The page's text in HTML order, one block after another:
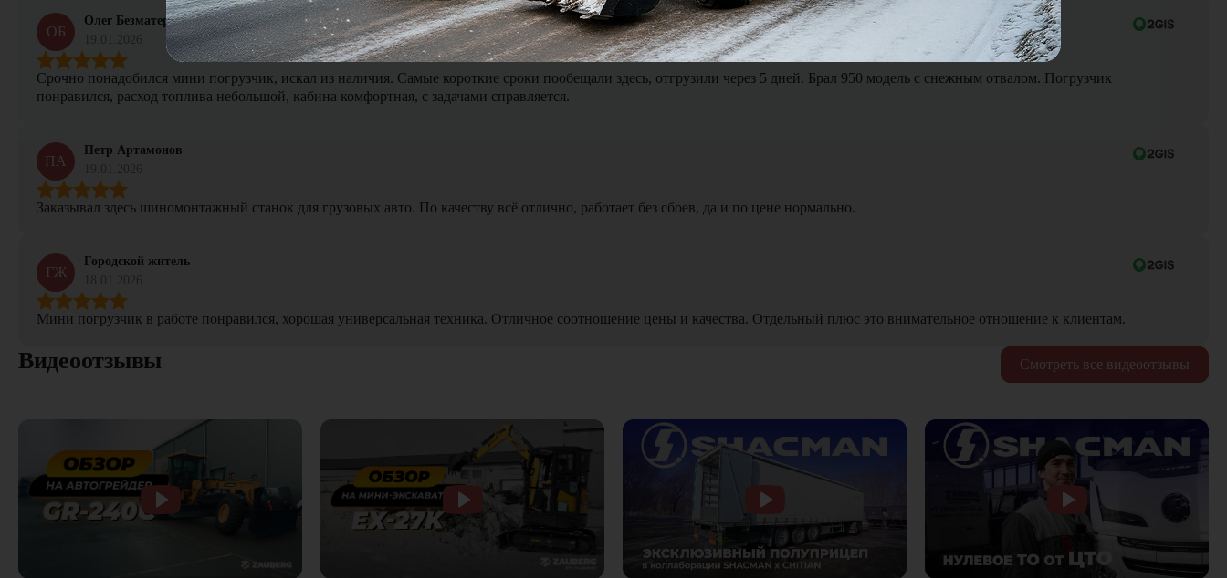
ОБ
Олег Безматерных
Срочно понадобился мини погрузчик, искал из наличия. Самые короткие сроки пообещали здесь, отгрузили через 5 дней. Брал 950 модель с снежным отвалом. Погрузчик
понравился, расход топлива небольшой, кабина комфортная, с задачами справляется.
ПА
Петр Артамонов
Заказывал здесь шиномонтажный станок для грузовых авто. По качеству всё отлично, работает без сбоев, да и по цене нормально.
ГЖ
Городской житель
Мини погрузчик в работе понравился, хорошая универсальная техника. Отличное соотношение цены и качества. Отдельный плюс это внимательное отношение к клиентам.
Смотреть все видеоотзывы
Видеоотзывы